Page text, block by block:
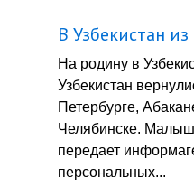
В Узбекистан
На родину в
Узбекистан
Петербурге,
Челябинске.
передает
персональных...